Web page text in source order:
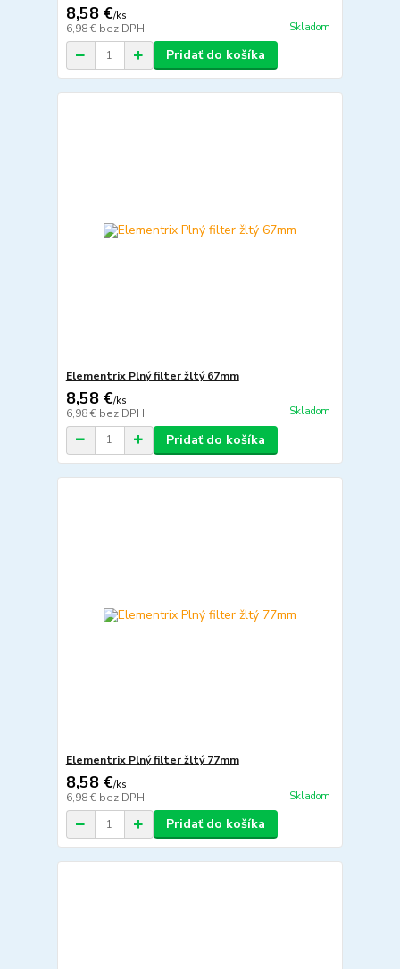
8,58 €/ks
6,98 € bez DPH Skladom
Pridať do košíka
Elementrix Plný filter žltý 67mm
8,58 €/ks
6,98 € bez DPH Skladom
Pridať do košíka
Elementrix Plný filter žltý 77mm
8,58 €/ks
6,98 € bez DPH Skladom
Pridať do košíka